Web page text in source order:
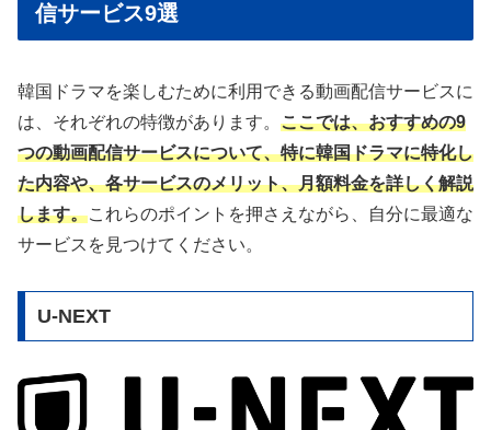
信サービス9選
韓国ドラマを楽しむために利用できる動画配信サービスに
は、それぞれの特徴があります。 ここでは、おすすめの9
つの動画配信サービスについて、特に韓国ドラマに特化し
た内容や、各サービスのメリット、月額料金を詳しく解説
します。これらのポイントを押さえながら、自分に最適な
サービスを見つけてください。
U-NEXT